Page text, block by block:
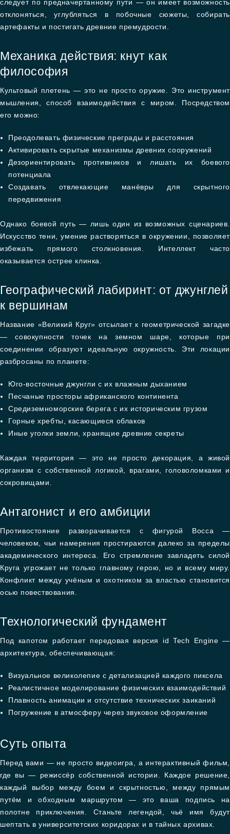
следует по предначертанному пути — он имеет возможность
отклоняться, углубляться в побочные сюжеты, собирать
артефакты и постигать древние премудрости.
Механика действия: кнут как
философия
Культовый плетень — это не просто оружие. Это инструмент
мышления, способ взаимодействия с миром. Посредством
его можно:
Преодолевать физические преграды и расстояния
Активировать скрытые механизмы древних сооружений
Дезориентировать противников и лишать их боевого
потенциала
Создавать отвлекающие манёвры для скрытного
передвижения
Однако боевой путь — лишь один из возможных сценариев.
Искусство тени, умение растворяться в окружении, позволяет
избежать прямого столкновения. Интеллект часто
оказывается острее клинка.
Географический лабиринт: от джунглей
к вершинам
Название «Великий Круг» отсылает к геометрической загадке
— совокупности точек на земном шаре, которые при
соединении образуют идеальную окружность. Эти локации
разбросаны по планете:
Юго-восточные джунгли с их влажным дыханием
Песчаные просторы африканского континента
Средиземноморские берега с их историческим грузом
Горные хребты, касающиеся облаков
Иные уголки земли, хранящие древние секреты
Каждая территория — это не просто декорация, а живой
организм с собственной логикой, врагами, головоломками и
сокровищами.
Антагонист и его амбиции
Противостояние разворачивается с фигурой Восса —
человеком, чьи намерения простираются далеко за пределы
академического интереса. Его стремление завладеть силой
Круга угрожает не только главному герою, но и всему миру.
Конфликт между учёным и охотником за властью становится
осью повествования.
Технологический фундамент
Под капотом работает передовая версия id Tech Engine —
архитектура, обеспечивающая:
Визуальное великолепие с детализацией каждого пиксела
Реалистичное моделирование физических взаимодействий
Плавность анимации и отсутствие технических заиканий
Погружение в атмосферу через звуковое оформление
Суть опыта
Перед вами — не просто видеоигра, а интерактивный фильм,
где вы — режиссёр собственной истории. Каждое решение,
каждый выбор между боем и скрытностью, между прямым
путём и обходным маршрутом — это ваша подпись на
полотне приключения. Станьте легендой, чьё имя будут
шептать в университетских коридорах и в тайных архивах.